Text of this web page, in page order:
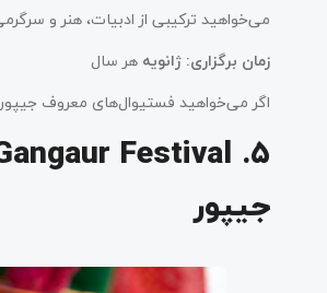
می‌خواهید ترکیبی از ادبیات، هنر و
زمان برگزاری: ژانویه هر سال
اگر می‌خواهید فستیوال‌های معروف جیپور
جیپور